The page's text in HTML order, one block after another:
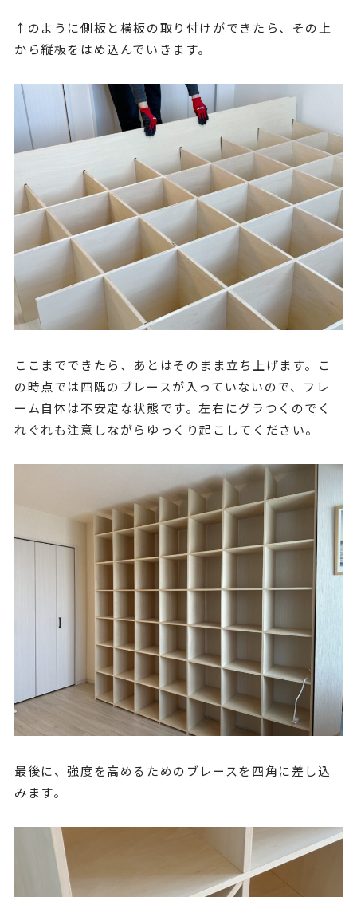
↑のように側板と横板の取り付けができたら、その上
から縦板をはめ込んでいきます。
ここまでできたら、あとはそのまま立ち上げます。こ
の時点では四隅のブレースが入っていないので、フレ
ーム自体は不安定な状態です。左右にグラつくのでく
れぐれも注意しながらゆっくり起こしてください。
最後に、強度を高めるためのブレースを四角に差し込
みます。